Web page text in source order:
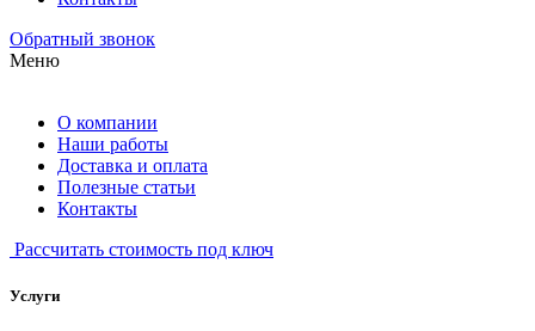
Обратный звонок
Меню
О компании
Наши работы
Доставка и оплата
Полезные статьи
Контакты
Рассчитать стоимость под ключ
Услуги